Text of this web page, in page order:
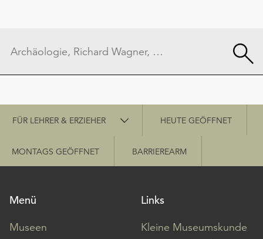
Schnellzugriff
FÜR LEHRER & ERZIEHER HEUTE GEÖFFNET
MONTAGS GEÖFFNET BARRIEREARM
Menü
Museen
Links
Kleine Museumskunde